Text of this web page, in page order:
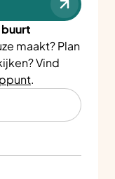
maakt? Plan
Vind
.